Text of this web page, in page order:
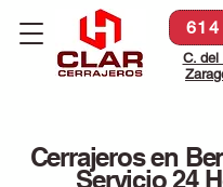
C. del
Cerrajeros en
Servicio 24